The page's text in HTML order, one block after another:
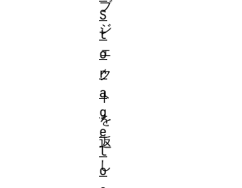
ブ
ジ
ェ
ク
ト
を
返
し
S
t
o
r
a
g
e
l
o